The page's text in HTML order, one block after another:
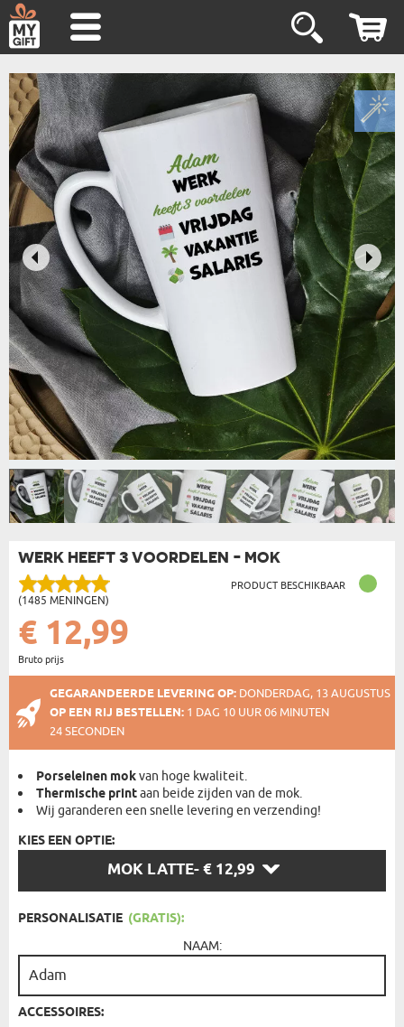
WERK HEEFT 3 VOORDELEN - MOK
(1485 MENINGEN)
PRODUCT BESCHIKBAAR
€ 12,99
Bruto prijs
GEGARANDEERDE LEVERING OP: DONDERDAG, 13 AUGUSTUS
OP EEN RIJ BESTELLEN: 1 DAG 10 UUR 06 MINUTEN
23 SECONDEN
Porseleinen mokvan hoge kwaliteit.
Thermische printaan beide zijden van de mok.
Wij garanderen een snelle levering en verzending!
KIES EEN OPTIE:
MOK LATTE- € 12,99
OPTIE:
PERSONALISATIE (GRATIS):
NAAM:
ACCESSOIRES: